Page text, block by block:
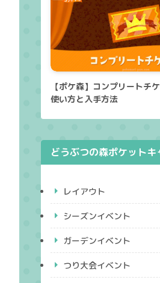
【ポケ森】コンプリートチ
使い方と入手方法
どうぶつの森ポケットキ
レイアウト
シーズンイベント
ガーデンイベント
つり大会イベント